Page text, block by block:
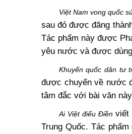
Việt Nam vong quốc
sau đó được đăng
Tác phẩm này được
yêu nước và được
Khuyến quốc dân tư
được chuyển về nước
tâm đắc với bài văn
Ai Việt điếu Điềnviết
Trung Quốc. Tác